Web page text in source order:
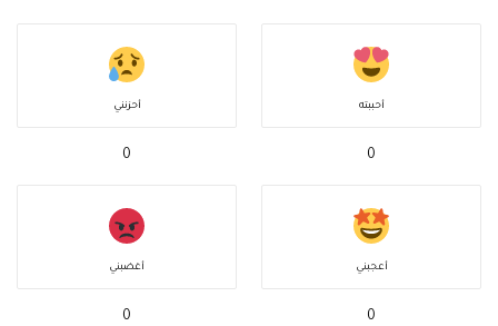
أحببته
0
أحزنني
0
أعجبني
0
أغضبني
0